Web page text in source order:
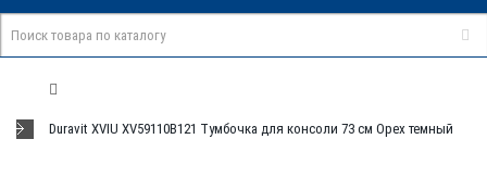
Duravit XVIU XV59110B121 Тумбочка для консоли 73 см Орех темный